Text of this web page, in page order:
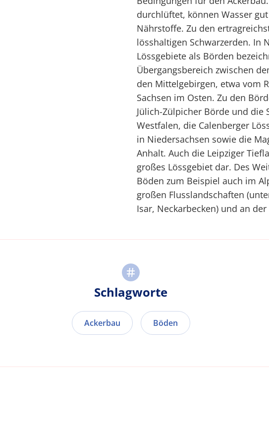
durchlüftet, können Wasser
Nährstoffe. Zu den
lösshaltigen Schwarzerden. In
Lössgebiete als Börden
Übergangsbereich zwischen
den Mittelgebirgen, etwa vom
Sachsen im Osten. Zu den
Jülich-Zülpicher Börde und die
Westfalen, die Calenberger
in Niedersachsen sowie die
Anhalt. Auch die Leipziger
großes Lössgebiet dar. Des
Böden zum Beispiel auch im
großen Flusslandschaften
Isar, Neckarbecken) und an
Schlagworte
Ackerbau Böden